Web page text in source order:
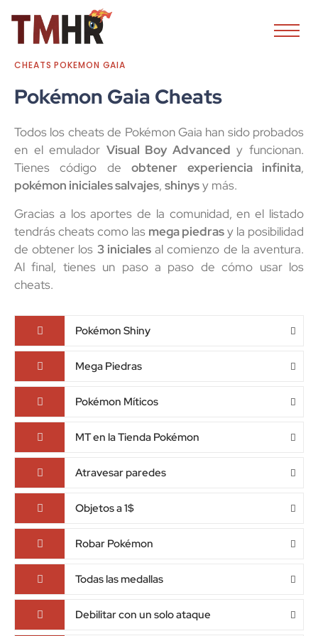
CHEATS POKEMON GAIA
Pokémon Gaia Cheats
Todos los cheats de Pokémon Gaia han sido probados
en el emulador Visual Boy Advanced y funcionan.
Tienes código deobtener experiencia infinita,
pokémon iniciales salvajes, shinysy más.
Gracias a los aportes de la comunidad, en el listado
tendrás cheats como las mega piedrasy la posibilidad
de obtener los 3 inicialesal comienzo de la aventura.
Al final, tienes un paso a paso de cómo usar los
cheats.
Pokémon Shiny
Mega Piedras
Pokémon Míticos
MT en la Tienda Pokémon
Atravesar paredes
Objetos a 1$
Robar Pokémon
Todas las medallas
Debilitar con un solo ataque